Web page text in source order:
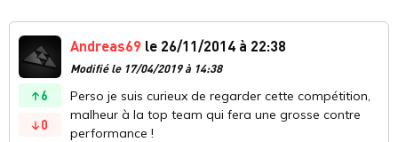
6
0
Andreas69 le 26/11/2014 à 22:38
Modifié le 17/04/2019 à 14:38
Perso je suis curieux de regarder cette compétition,
malheur à la top team qui fera une grosse contre
performance !